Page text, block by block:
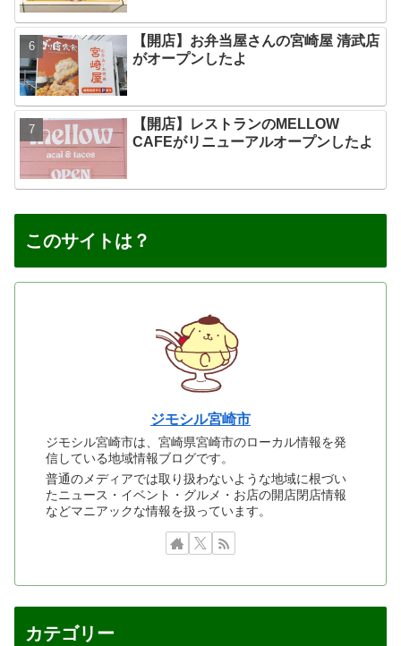
【開店】お弁当屋さんの宮崎屋 清武店
がオープンしたよ
【開店】レストランのMELLOW
CAFEがリニューアルオープンしたよ
このサイトは？
ジモシル宮崎市
ジモシル宮崎市は、宮崎県宮崎市のローカル情報を発
信している地域情報ブログです。
普通のメディアでは取り扱わないような地域に根づい
たニュース・イベント・グルメ・お店の開店閉店情報
などマニアックな情報を扱っています。
カテゴリー